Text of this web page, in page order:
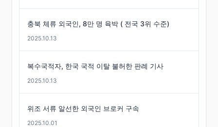
충북 체류 외국인, 8만 명 육박 ( 전국 3위 수준)
2025.10.13
복수국적자, 한국 국적 이탈 불허한 판례 기사
2025.10.13
위조 서류 알선한 외국인 브로커 구속
2025.10.01